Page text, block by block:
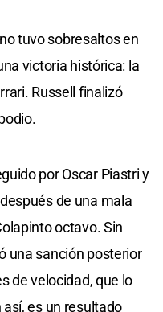
tuvo sobresaltos en
victoria histórica: la
Russell finalizó
por Oscar Piastri y
de una mala
octavo. Sin
una sanción posterior
de velocidad, que lo
es un resultado